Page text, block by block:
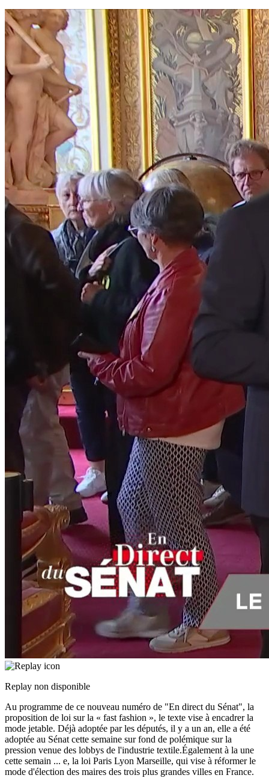
Replay non disponible
Au programme de ce nouveau numéro de "En direct du Sénat", la
proposition de loi sur la « fast fashion », le texte vise à encadrer la
mode jetable. Déjà adoptée par les députés, il y a un an, elle a été
adoptée au Sénat cette semaine sur fond de polémique sur la
pression venue des lobbys de l'industrie textile.Également à la une
cette semain ... e, la loi Paris Lyon Marseille, qui vise à réformer le
mode d'élection des maires des trois plus grandes villes en France.